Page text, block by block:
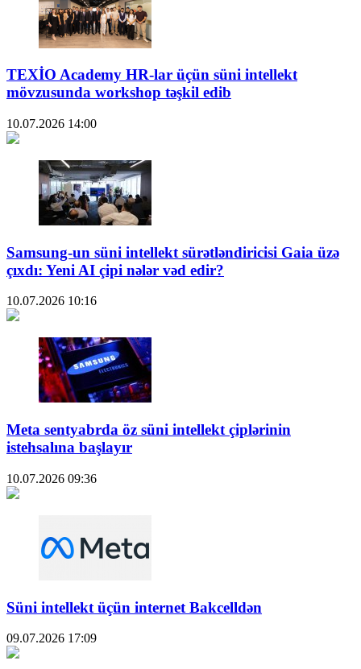
TEXİO Academy HR-lar üçün süni intellekt
mövzusunda workshop təşkil edib
10.07.2026 14:00
Samsung-un süni intellekt sürətləndiricisi Gaia üzə
çıxdı: Yeni AI çipi nələr vəd edir?
10.07.2026 10:16
Meta sentyabrda öz süni intellekt çiplərinin
istehsalına başlayır
10.07.2026 09:36
Süni intellekt üçün internet Bakcelldən
09.07.2026 17:09